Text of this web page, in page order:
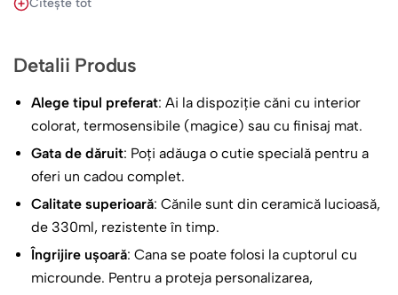
Voi Două
ilustrație elegantă și un mesaj de suflet:
Prietenia în Prim-Plan:Ilustrația prezintă două fete
privite din spate, purtând mândre tocile de absolvire
și robele cu umerii goi, stând umăr la umăr în fața unui
nou început.
Personalizare Completă (Alege Părul):Tu ești
regizorul! Poți personaliza ilustrația alegând
și lungimea păruluipentru ambele fete (ex: o fată
blondă și una șatenă, sau ambele brunete), astfel încât
Citește tot
Detalii Produs
Alege tipul preferat: Ai la dispoziție căni cu interior
colorat, termosensibile (magice) sau cu finisaj mat.
Gata de dăruit: Poți adăuga o cutie specială pentru a
oferi un cadou complet.
Calitate superioară: Cănile sunt din ceramică lucioasă,
de 330ml, rezistente în timp.
Îngrijire ușoară: Cana se poate folosi la cuptorul cu
microunde. Pentru a proteja personalizarea,